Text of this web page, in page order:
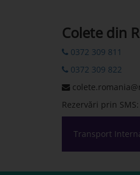
Colete din
0372 309 811
0372 309 822
Rezervări prin
Transport